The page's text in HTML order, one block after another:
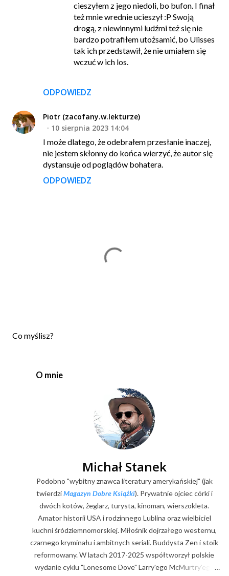
ODPOWIEDZ
cieszyłem z jego niedoli, bo bufon. I finał
też mnie wrednie ucieszył :P Swoją
drogą, z niewinnymi ludźmi też się nie
bardzo potrafiłem utożsamić, bo Ulisses
tak ich przedstawił, że nie umiałem się
wczuć w ich los.
Piotr (zacofany.w.lekturze)
10 sierpnia 2023 14:04
I może dlatego, że odebrałem przesłanie inaczej,
nie jestem skłonny do końca wierzyć, że autor się
dystansuje od poglądów bohatera.
ODPOWIEDZ
P
Co myślisz?
O mnie
Michał Stanek
Podobno "wybitny znawca literatury amerykańskiej" (jak
twierdziMagazyn Dobre Książki). Prywatnie ojciec córki i
dwóch kotów, żeglarz, turysta, kinoman, wierszokleta.
Amator historii USA i rodzinnego Lublina oraz wielbiciel
kuchni śródziemnomorskiej. Miłośnik dojrzałego westernu,
czarnego kryminału i ambitnych seriali. Buddysta Zen i stoik
reformowany. W latach 2017-2025 współtworzył polskie
wydanie cyklu "Lonesome Dove" Larry'ego McMurtry'ego